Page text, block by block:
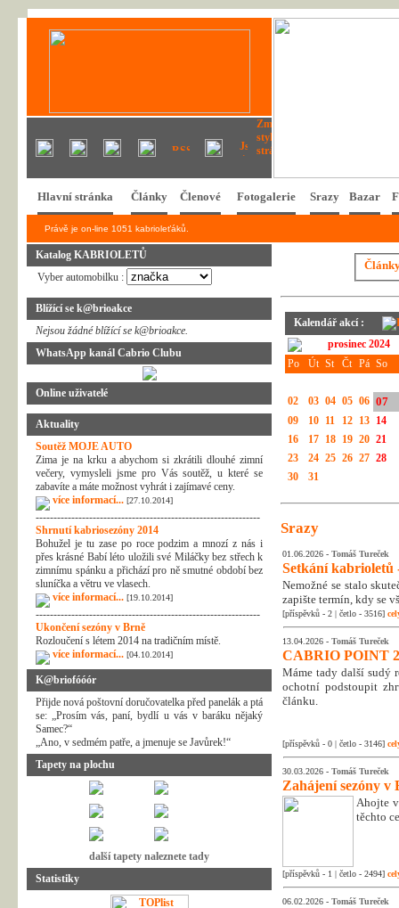
Hlavní stránka Články Členové Fotogalerie Srazy Bazar
Právě je on-line 1051 kabrioleťáků.
Katalog KABRIOLETŮ
Vyber automobilku :
Blížící se k@brioakce
Nejsou žádné blížící se k@brioakce.
WhatsApp kanál Cabrio Clubu
Online uživatelé
Aktuality
Soutěž MOJE AUTO
Zima je na krku a abychom si zkrátili dlouhé zimní
večery, vymysleli jsme pro Vás soutěž, u které se
zabavíte a máte možnost vyhrát i zajímavé ceny.
více informací... [27.10.2014]
---------------------------------------------------------------
Shrnutí kabriosezóny 2014
Bohužel je tu zase po roce podzim a mnozí z nás i
přes krásné Babí léto uložili své Miláčky bez střech k
zimnímu spánku a přichází pro ně smutné období bez
sluníčka a větru ve vlasech.
více informací... [19.10.2014]
---------------------------------------------------------------
Ukončení sezóny v Brně
Rozloučení s létem 2014 na tradičním místě.
více informací... [04.10.2014]
K@briofóóór
Přijde nová poštovní doručovatelka před panelák a ptá
se: „Prosím vás, paní, bydlí u vás v baráku nějaký
Samec?“
„Ano, v sedmém patře, a jmenuje se Javůrek!“
Tapety na plochu
další tapety naleznete tady
Statistiky
Kalendář akcí :
prosinec 2024
Po
Út St Čt Pá So
02 03 04 05 06 07
09 10 11 12 13 14
16
17 18 19 20 21
23
24 25 26 27 28
30
31
Srazy
01.06.2026 - Tomáš Tureček
Setkání kabrioletů
Nemožné se stalo
zapište termín, kdy se
[příspěvků - 2 | četlo - 3516]
13.04.2026 - Tomáš Tureček
CABRIO POINT
Máme tady další sudý
ochotní podstoupit
článku.
[příspěvků - 0 | četlo - 3146]
30.03.2026 - Tomáš Tureček
Zahájení sezóny v
Ahojte
těchto
[příspěvků - 1 | četlo - 2494]
06.02.2026 - Tomáš Tureček